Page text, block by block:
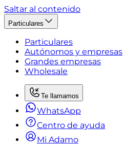
Saltar al contenido
Particulares
Particulares
Autónomos y empresas
Grandes empresas
Wholesale
Te llamamos
WhatsApp
Centro de ayuda
Mi Adamo